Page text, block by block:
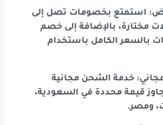
استمتع بخصومات تصل إلى
مختارة، بالإضافة إلى خصم
بالسعر الكامل باستخدام
خدمة الشحن مجانية
قيمة محددة في السعودية،
ومصر.